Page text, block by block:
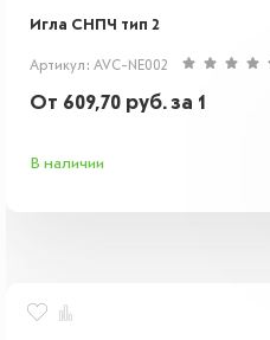
Игла СНПЧ тип 2
Артикул: AVC-NE002
От 609,70 руб.за 1
В наличии